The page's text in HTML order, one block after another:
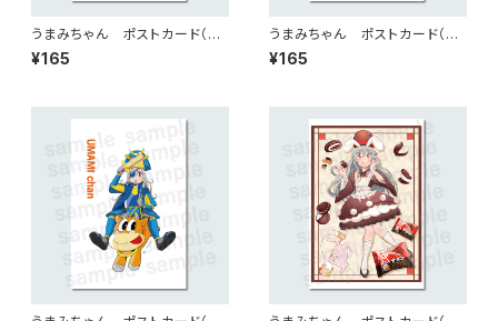
うまみちゃん ポストカード（コ
ンポタ）
¥165
うまみちゃん ポストカード（め
んたい）
¥165